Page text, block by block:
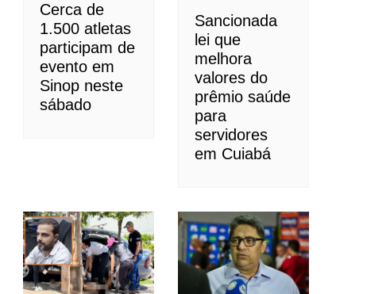
Cerca de
1.500 atletas
participam de
evento em
Sinop neste
sábado
Sancionada
lei que
melhora
valores do
prêmio saúde
para
servidores
em Cuiabá